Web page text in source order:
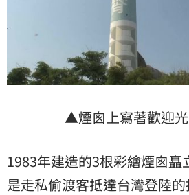
▲煙囪上寫著歡迎光
1983年建造的3根彩繪煙囪矗
是走私偷渡客抵達台灣登陸的